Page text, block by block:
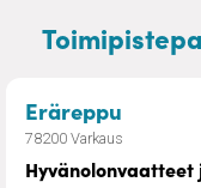
Eräreppu
78200 Varkaus